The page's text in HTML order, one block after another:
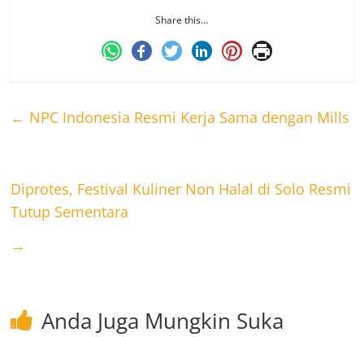
Share this…
← NPC Indonesia Resmi Kerja Sama dengan Mills
Diprotes, Festival Kuliner Non Halal di Solo Resmi
Tutup Sementara
→
Anda Juga Mungkin Suka